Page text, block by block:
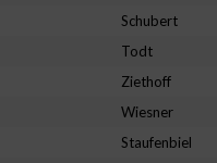
Schubert
Todt
Ziethoff
Wiesner
Staufenbiel